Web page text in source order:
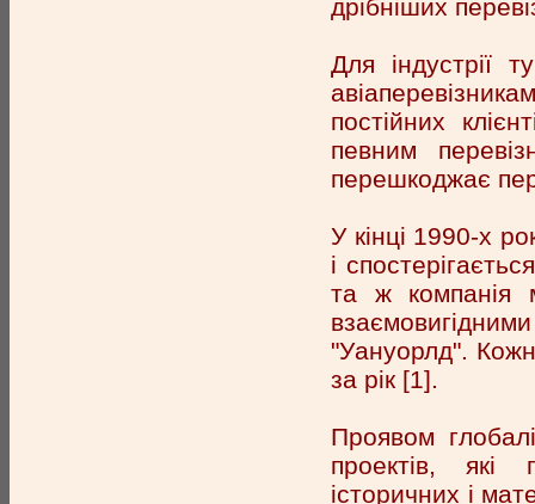
дрібніших
Для індустрії
постійних
певним
перешкоджає
У кінці 1990-х
і
та ж компанія
"Уануорлд".
за рік [1].
Проявом
проектів, які
історичних і